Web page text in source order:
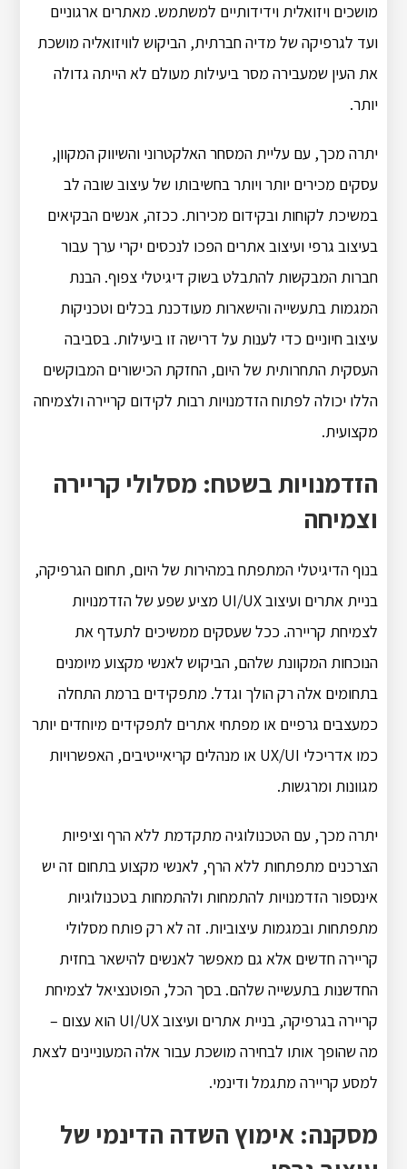
מושכים ויזואלית וידידותיים למשתמש. מאתרים ארגוניים
ועד לגרפיקה של מדיה חברתית, הביקוש לוויזואליה מושכת
את העין שמעבירה מסר ביעילות מעולם לא הייתה גדולה
יותר.
יתרה מכך, עם עליית המסחר האלקטרוני והשיווק המקוון,
עסקים מכירים יותר ויותר בחשיבותו של עיצוב שובה לב
במשיכת לקוחות ובקידום מכירות. ככזה, אנשים הבקיאים
בעיצוב גרפי ועיצוב אתרים הפכו לנכסים יקרי ערך עבור
חברות המבקשות להתבלט בשוק דיגיטלי צפוף.הבנת
המגמות בתעשייה והישארות מעודכנת בכלים וטכניקות
עיצוב חיוניים כדי לענות על דרישה זו ביעילות.בסביבה
העסקית התחרותית של היום, החזקת הכישורים המבוקשים
הללו יכולה לפתוח הזדמנויות רבות לקידום קריירה ולצמיחה
מקצועית.
הזדמנויות בשטח: מסלולי קריירה
וצמיחה
בנוף הדיגיטלי המתפתח במהירות של היום, תחום הגרפיקה,
בניית אתרים ועיצוב UI/UX מציע שפע של הזדמנויות
לצמיחת קריירה. ככל שעסקים ממשיכים לתעדף את
הנוכחות המקוונת שלהם, הביקוש לאנשי מקצוע מיומנים
בתחומים אלה רק הולך וגדל. מתפקידים ברמת התחלה
כמעצבים גרפיים או מפתחי אתרים לתפקידים מיוחדים יותר
כמו אדריכלי UX/UI או מנהלים קריאייטיבים, האפשרויות
מגוונות ומרגשות.
יתרה מכך, עם הטכנולוגיה מתקדמת ללא הרף וציפיות
הצרכנים מתפתחות ללא הרף, לאנשי מקצוע בתחום זה יש
אינספור הזדמנויות להתמחות ולהתמחות בטכנולוגיות
מתפתחות ובמגמות עיצוביות. זה לא רק פותח מסלולי
קריירה חדשים אלא גם מאפשר לאנשים להישאר בחזית
החדשנות בתעשייה שלהם.בסך הכל, הפוטנציאל לצמיחת
קריירה בגרפיקה, בניית אתרים ועיצוב UI/UX הוא עצום –
מה שהופך אותו לבחירה מושכת עבור אלה המעוניינים לצאת
למסע קריירה מתגמל ודינמי.
מסקנה: אימוץ השדה הדינמי של